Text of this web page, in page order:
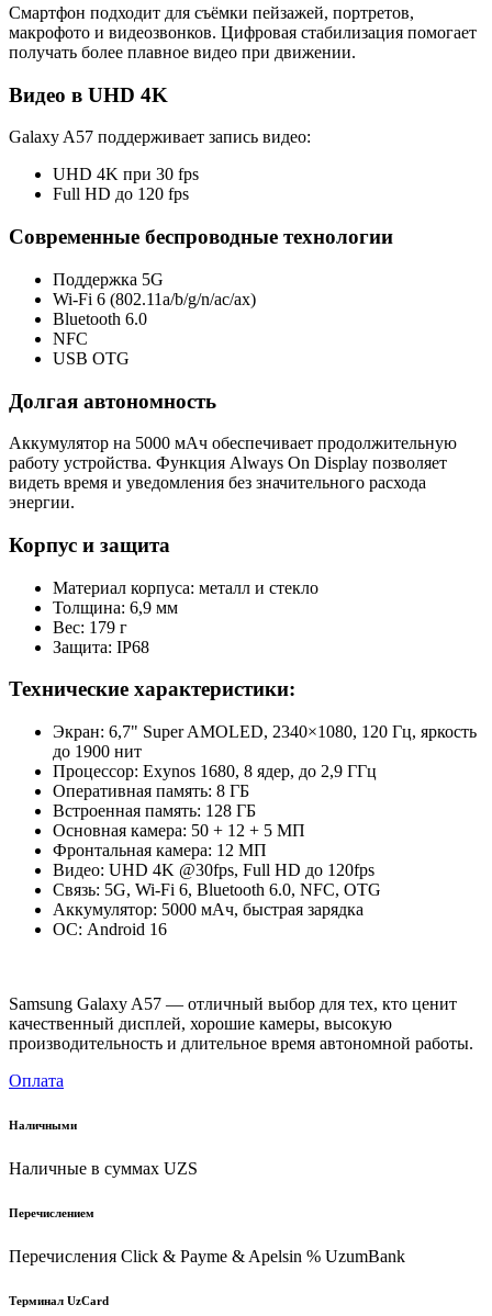
Смартфон подходит для съёмки пейзажей, портретов,
макрофото и видеозвонков. Цифровая стабилизация помогает
получать более плавное видео при движении.
Видео в UHD 4K
Galaxy A57 поддерживает запись видео:
UHD 4K при 30 fps
Full HD до 120 fps
Современные беспроводные технологии
Поддержка 5G
Wi-Fi 6 (802.11a/b/g/n/ac/ax)
Bluetooth 6.0
NFC
USB OTG
Долгая автономность
Аккумулятор на 5000 мАч обеспечивает продолжительную
работу устройства. Функция Always On Display позволяет
видеть время и уведомления без значительного расхода
энергии.
Корпус и защита
Материал корпуса: металл и стекло
Толщина: 6,9 мм
Вес: 179 г
Защита: IP68
Технические характеристики:
Экран: 6,7" Super AMOLED, 2340×1080, 120 Гц, яркость
до 1900 нит
Процессор: Exynos 1680, 8 ядер, до 2,9 ГГц
Оперативная память: 8 ГБ
Встроенная память: 128 ГБ
Основная камера: 50 + 12 + 5 МП
Фронтальная камера: 12 МП
Видео: UHD 4K @30fps, Full HD до 120fps
Связь: 5G, Wi-Fi 6, Bluetooth 6.0, NFC, OTG
Аккумулятор: 5000 мАч, быстрая зарядка
ОС: Android 16
Samsung Galaxy A57 — отличный выбор для тех, кто ценит
качественный дисплей, хорошие камеры, высокую
производительность и длительное время автономной работы.
Оплата
Наличными
Наличные в суммах UZS
Перечислением
Перечисления Click & Payme & Apelsin % UzumBank
Терминал UzCard